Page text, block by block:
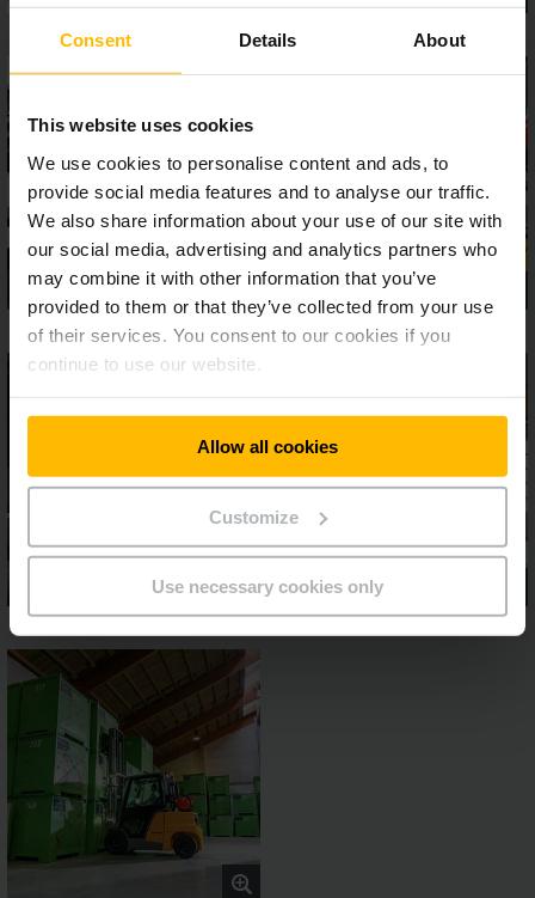
Consent Details About
This website uses cookies
We use cookies to personalise content and ads, to
provide social media features and to analyse our traffic.
We also share information about your use of our site with
our social media, advertising and analytics partners who
may combine it with other information that you’ve
provided to them or that they’ve collected from your use
of their services. You consent to our cookies if you
continue to use our website.
Allow all cookies
Customize
Use necessary cookies only